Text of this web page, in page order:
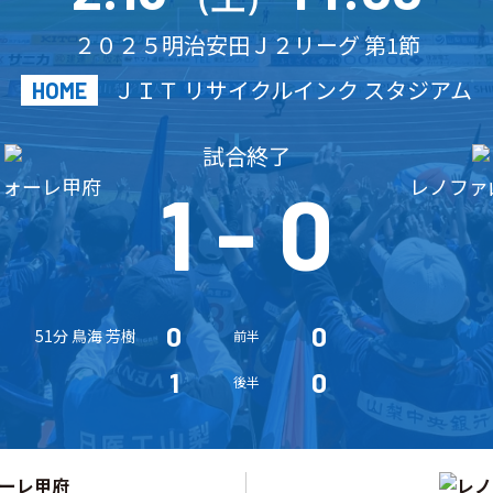
２０２５明治安田Ｊ２リーグ 第1節
HOME ＪＩＴ リサイクルインク スタジアム
ーレ甲府
試合終了
1-0 レノフ
51分 鳥海 芳樹 0 前半
0
1
後半 0